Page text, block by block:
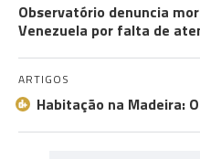
Observatório denuncia
Venezuela por falta de
ARTIGOS
Habitação na Madeira: